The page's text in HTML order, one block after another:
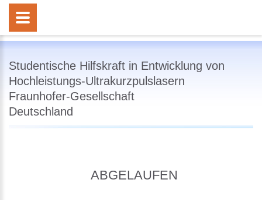
Studentische Hilfskraft in Entwicklung von
Hochleistungs-Ultrakurzpulslasern
Fraunhofer-Gesellschaft
Deutschland
ABGELAUFEN